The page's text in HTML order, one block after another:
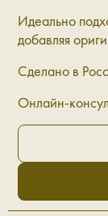
Идеально
добавляя
Сделано в
Онлайн-